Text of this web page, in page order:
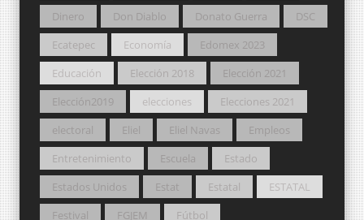
Dinero
Don Diablo Donato Guerra
DSC
Ecatepec
Economía
Edomex 2023
Educación
Elección 2018
Elección 2021
Elección2019
elecciones
Elecciones 2021
electoral
Eliel Eliel Navas
Empleos
Entretenimiento
Escuela
Estado
Estados Unidos
Estat Estatal
ESTATAL
Festival
FGJEM
Fútbol